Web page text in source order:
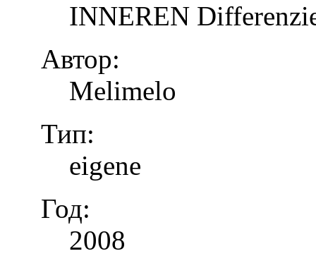
INNEREN
Автор:
Melimelo
Тип:
eigene
Год:
2008